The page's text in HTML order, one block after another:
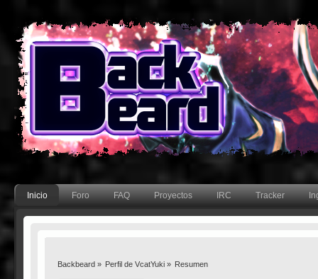
Inicio Foro FAQ Proyectos IRC Tracker
Backbeard» Perfil de VcatYuki» Resumen